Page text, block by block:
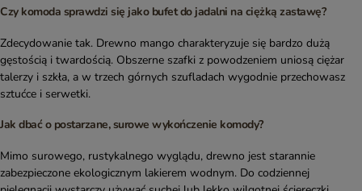
Czy komoda sprawdzi się jako bufet do jadalni na ciężką zastawę?
Zdecydowanie tak. Drewno mango charakteryzuje się bardzo dużą
gęstością i twardością. Obszerne szafki z powodzeniem uniosą ciężar
talerzy i szkła, a w trzech górnych szufladach wygodnie przechowasz
sztućce i serwetki.
Jak dbać o postarzane, surowe wykończenie komody?
Mimo surowego, rustykalnego wyglądu, drewno jest starannie
zabezpieczone ekologicznym lakierem wodnym. Do codziennej